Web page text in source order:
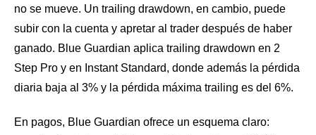
no se mueve. Un trailing drawdown, en cambio, puede
subir con la cuenta y apretar al trader después de haber
ganado. Blue Guardian aplica trailing drawdown en 2
Step Pro y en Instant Standard, donde además la pérdida
diaria baja al 3% y la pérdida máxima trailing es del 6%.
En pagos, Blue Guardian ofrece un esquema claro: